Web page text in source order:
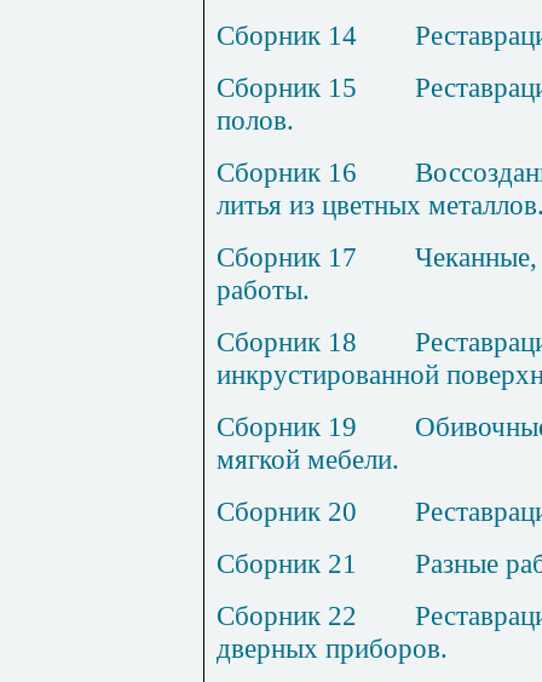
Сборник 14 Р
Сборник 15 Р
полов.
Сборник 1 6 В
литья из цветных
Сборник 17 Ч
работы.
Сборник 18 Р
инкрустированной
Сборник 19 О
мягкой мебели.
Сборник 20 Р
Сборник 21 Разные
Сборник 22 Р
дверных приборов.